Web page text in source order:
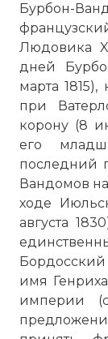
Бурбон-
Людовика
дней
марта
при
корону (8
его
последний
Вандомов
ходе
августа
имя
империи